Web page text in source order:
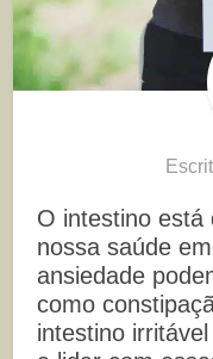
O intestino está
nossa saúde
ansiedade
como
intestino